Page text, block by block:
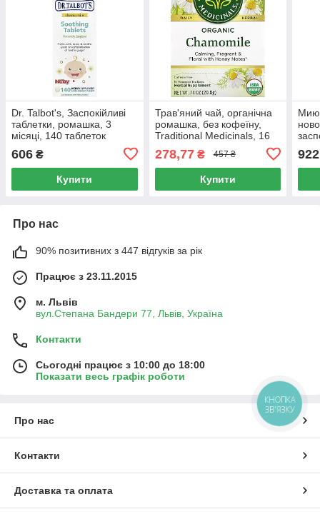
Dr. Talbot's, Заспокійливі
таблетки, ромашка, 3
місяці, 140 таблеток
606 ₴
Купити
Трав'яний чай, органічна
ромашка, без кофеїну,
Traditional Medicinals, 16
унції (20,8 г)
278,77₴ 457 ₴
Купити
922
Про нас
90% позитивних з 447 відгуків за рік
Працює з 23.11.2015
м. Львів
вул.Степана Бандери 77, Львів, Україна
Контакти
Сьогодні працює з 10:00 до 18:00
Показати весь графік роботи
Про нас
Контакти
Доставка та оплата
КНОПКА
ЗВ'ЯЗКУ